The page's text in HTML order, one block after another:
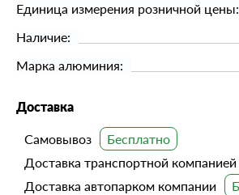
Единица измерения розничной цены:
Наличие:
Марка алюминия:
Доставка
Самовывоз
Доставка транспортной компанией
Доставка автопарком компании